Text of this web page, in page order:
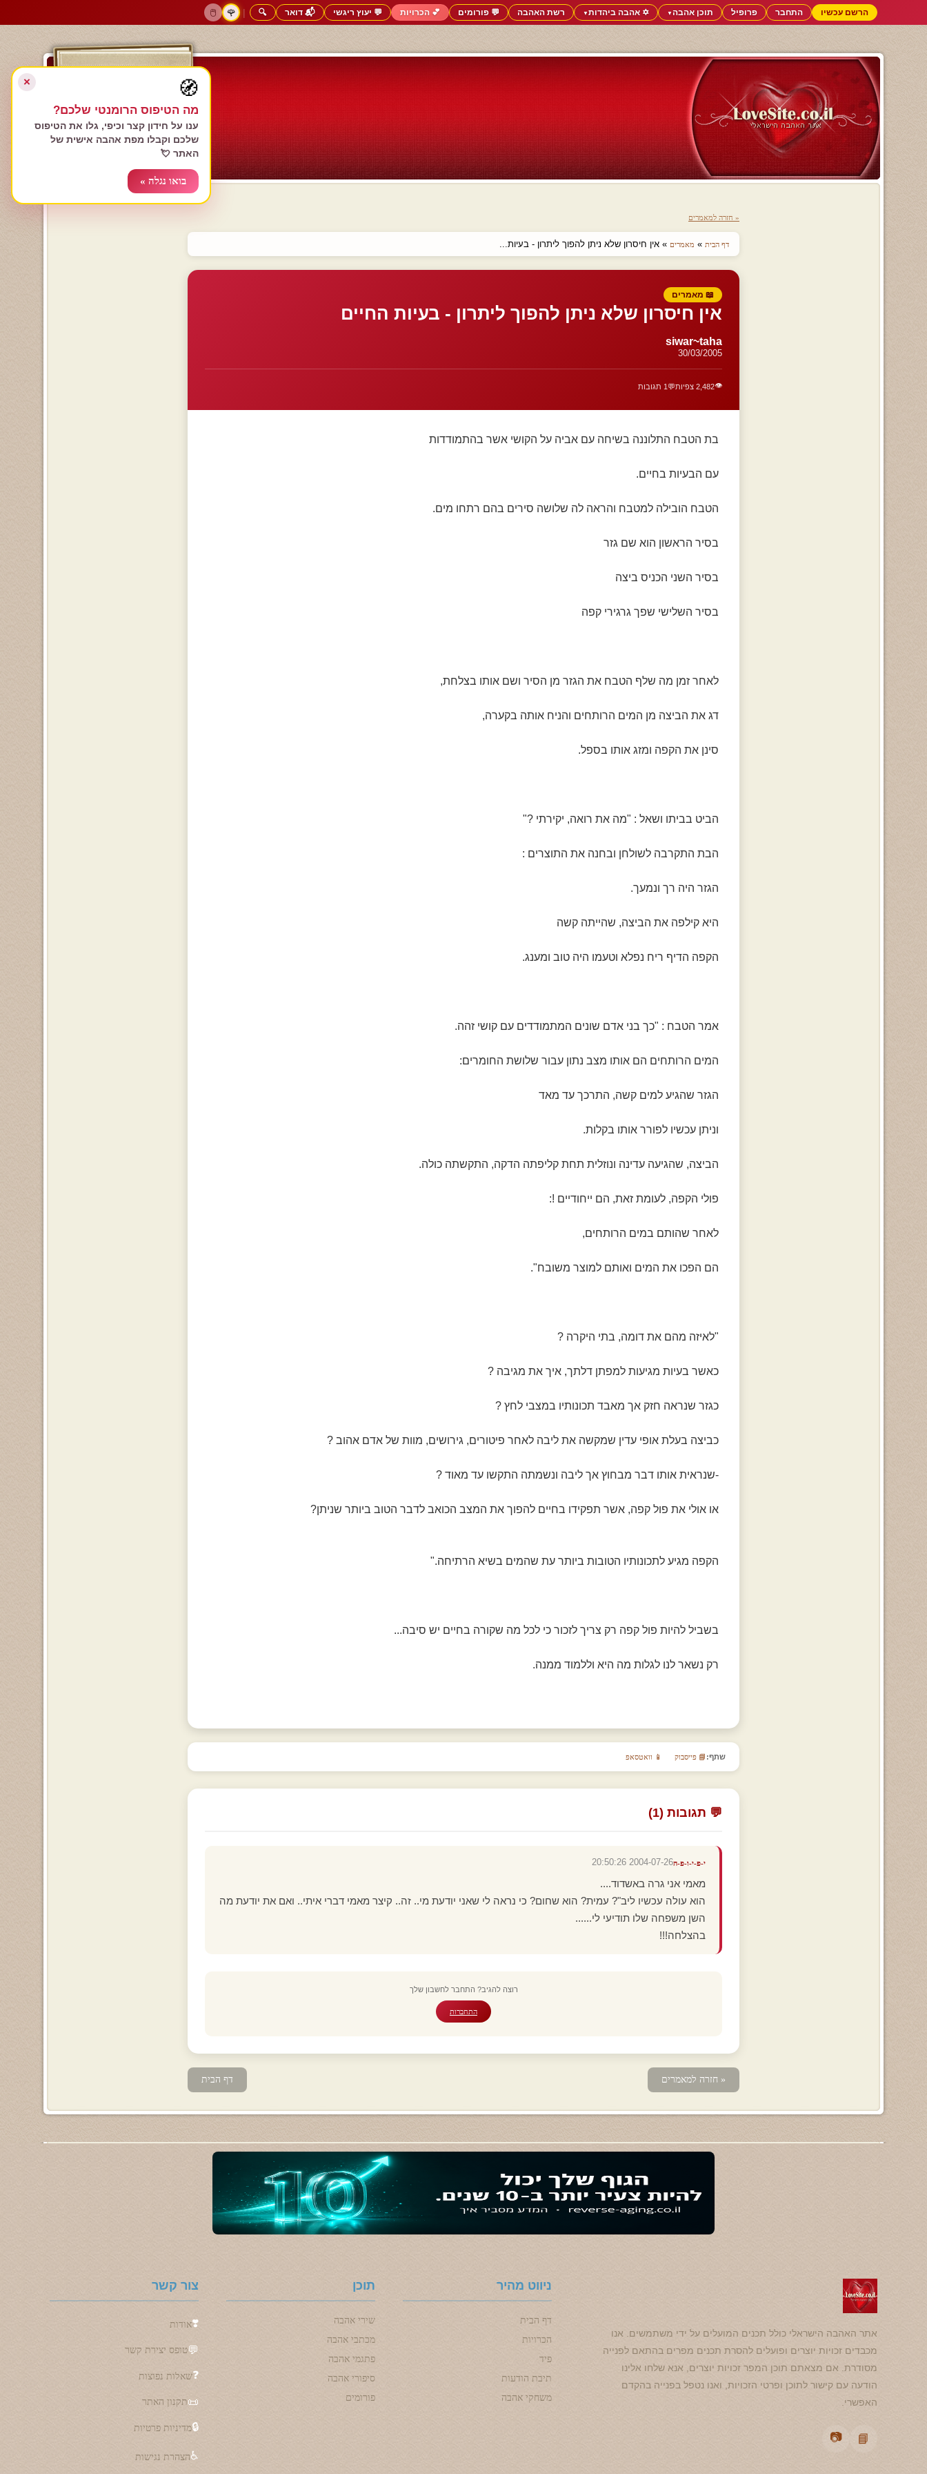
הרשם עכשיו התחבר פרופיל תוכן אהבה▼ ✡️ אהבה ביהדות▼ רשת האהבה 💬 פורומים 💕 הכרויות 💬 יעוץ ריגשי 📬 דואר 🔍
|
🌹
🖱️
הרשם עכשיו
התחבר
« חזרה למאמרים
דף הבית » מאמרים » אין חיסרון שלא ניתן להפוך ליתרון - בעיות...
📖 מאמרים
אין חיסרון שלא ניתן להפוך ליתרון - בעיות החיים
siwar~taha
30/03/2005
👁️2,482 צפיות 💬 1 תגובות
בת הטבח התלוננה בשיחה עם אביה על הקושי אשר בהתמודדות
עם הבעיות בחיים.
הטבח הובילה למטבח והראה לה שלושה סירים בהם רתחו מים.
בסיר הראשון הוא שם גזר
בסיר השני הכניס ביצה
בסיר השלישי שפך גרגירי קפה
לאחר זמן מה שלף הטבח את הגזר מן הסיר ושם אותו בצלחת,
דג את הביצה מן המים הרותחים והניח אותה בקערה,
סינן את הקפה ומזג אותו בספל.
הביט בביתו ושאל : "מה את רואה, יקירתי ?"
הבת התקרבה לשולחן ובחנה את התוצרים :
הגזר היה רך ונמעך.
היא קילפה את הביצה, שהייתה קשה
הקפה הדיף ריח נפלא וטעמו היה טוב ומענג.
אמר הטבח : "כך בני אדם שונים המתמודדים עם קושי זהה.
המים הרותחים הם אותו מצב נתון עבור שלושת החומרים:
הגזר שהגיע למים קשה, התרכך עד מאד
וניתן עכשיו לפורר אותו בקלות.
הביצה, שהגיעה עדינה ונוזלית תחת קליפתה הדקה, התקשתה כולה.
פולי הקפה, לעומת זאת, הם ייחודיים !:
לאחר שהותם במים הרותחים,
הם הפכו את המים ואותם למוצר משובח".
"לאיזה מהם את דומה, בתי היקרה ?
כאשר בעיות מגיעות למפתן דלתך, איך את מגיבה ?
כגזר שנראה חזק אך מאבד תכונותיו במצבי לחץ ?
כביצה בעלת אופי עדין שמקשה את ליבה לאחר פיטורים, גירושים, מוות של אדם אהוב ?
-שנראית אותו דבר מבחוץ אך ליבה ונשמתה התקשו עד מאוד ?
או אולי את פול קפה, אשר תפקידו בחיים להפוך את המצב הכואב לדבר הטוב ביותר שניתן?
הקפה מגיע לתכונותיו הטובות ביותר עת שהמים בשיא הרתיחה."
בשביל להיות פול קפה רק צריך לזכור כי לכל מה שקורה בחיים יש סיבה...
רק נשאר לנו לגלות מה היא וללמוד ממנה.
שתף: 📘 פייסבוק 📱 וואטסאפ
💬 תגובות (1)
י-פ-י-ו-פ-ה2004-07-26 20:50:26
מאמי אני גרה באשדוד....
הוא עולה עכשיו ליב"? עמית? הוא שחום? כי נראה לי שאני יודעת מי.. זה.. קיצר מאמי דברי איתי.. ואם את יודעת מה
השן משפחה שלו תודיעי לי......
בהצלחה!!!
רוצה להגיב? התחבר לחשבון שלך
התחברות
« חזרה למאמרים דף הבית
אתר האהבה הישראלי כולל תכנים המועלים על ידי משתמשים. אנו
מכבדים זכויות יוצרים ופועלים להסרת תכנים מפרים בהתאם לפנייה
מסודרת. אם מצאתם תוכן המפר זכויות יוצרים, אנא שלחו אלינו
הודעה עם קישור לתוכן ופרטי הזכויות, ואנו נטפל בפנייה בהקדם
האפשרי.
📘
📷
ניווט מהיר
דף הבית
הכרויות
פיד
תיבת הודעות
משחקי אהבה
תוכן
שירי אהבה
מכתבי אהבה
פתגמי אהבה
סיפורי אהבה
פורומים
צור קשר
❣️אודות
💬טופס יצירת קשר
❓שאלות נפוצות
📜תקנון האתר
🔒מדיניות פרטיות
♿הצהרת נגישות